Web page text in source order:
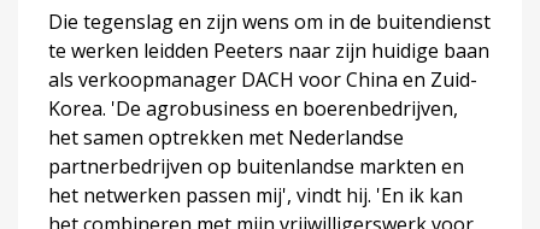
Die tegenslag en zijn wens om in de buitendienst
te werken leidden Peeters naar zijn huidige baan
als verkoopmanager DACH voor China en Zuid-
Korea. 'De agrobusiness en boerenbedrijven,
het samen optrekken met Nederlandse
partnerbedrijven op buitenlandse markten en
het netwerken passen mij', vindt hij. 'En ik kan
het combineren met mijn vrijwilligerswerk voor